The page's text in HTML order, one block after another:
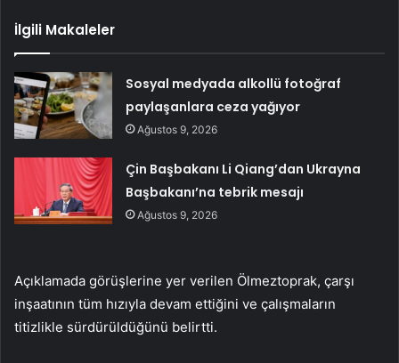
İlgili Makaleler
Sosyal medyada alkollü fotoğraf
paylaşanlara ceza yağıyor
Ağustos 9, 2026
Çin Başbakanı Li Qiang’dan Ukrayna
Başbakanı’na tebrik mesajı
Ağustos 9, 2026
Açıklamada görüşlerine yer verilen Ölmeztoprak, çarşı
inşaatının tüm hızıyla devam ettiğini ve çalışmaların
titizlikle sürdürüldüğünü belirtti.